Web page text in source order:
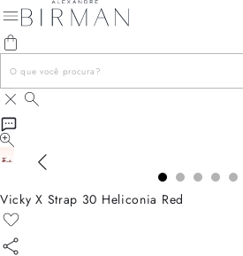
Vicky X Strap 30 Heliconia Red